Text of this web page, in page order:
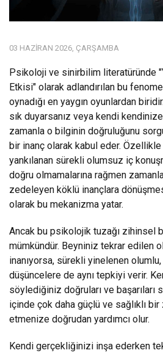
03 HAZIRAN 2026, ÇARŞAMBA
Psikoloji ve sinirbilim literatüründe
Etkisi" olarak adlandırılan bu
oynadığı en yaygın oyunlardan
sık duyarsanız veya kendi
zamanla o bilginin doğruluğunu
bir inanç olarak kabul eder.
yankılanan sürekli olumsuz iç
doğru olmamalarına rağmen
zedeleyen köklü inançlara
olarak bu mekanizma yatar.
Ancak bu psikolojik tuzağı zihinsel
mümkündür. Beyniniz tekrar edilen
inanıyorsa, sürekli yinelenen
düşüncelere de aynı tepkiyi verir.
söylediğiniz doğruları ve başarıları
içinde çok daha güçlü ve sağlıklı
etmenize doğrudan yardımcı olur.
Kendi gerçekliğinizi inşa ederken